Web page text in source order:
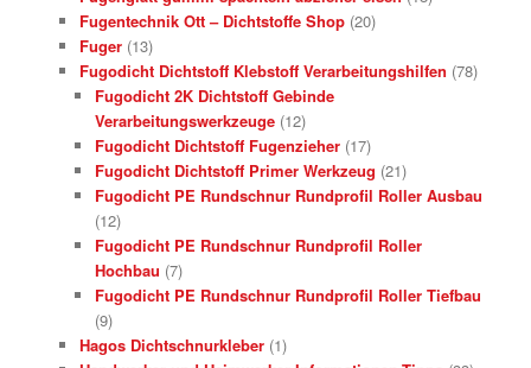
Fugentechnik Ott – Dichtstoffe Shop (20)
Fuger (13)
Fugodicht Dichtstoff Klebstoff Verarbeitungshilfen (78)
Fugodicht 2K Dichtstoff Gebinde
Verarbeitungswerkzeuge (12)
Fugodicht Dichtstoff Fugenzieher (17)
Fugodicht Dichtstoff Primer Werkzeug (21)
Fugodicht PE Rundschnur Rundprofil Roller Ausbau
(12)
Fugodicht PE Rundschnur Rundprofil Roller
Hochbau (7)
Fugodicht PE Rundschnur Rundprofil Roller Tiefbau
(9)
Hagos Dichtschnurkleber (1)